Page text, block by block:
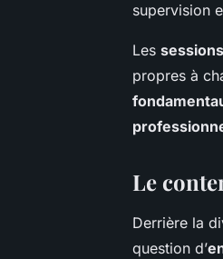
supervision
Les
propres à
Le
Derrière la
question d’